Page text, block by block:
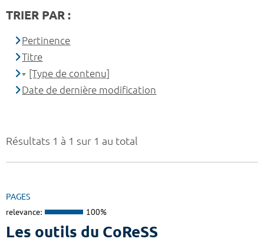
Résultats 1 à 1 sur 1 au total
PAGES
relevance: 100%
Les outils du CoReSS
TRIER PAR :
Pertinence
Titre
[Type de contenu]
Date de dernière modification